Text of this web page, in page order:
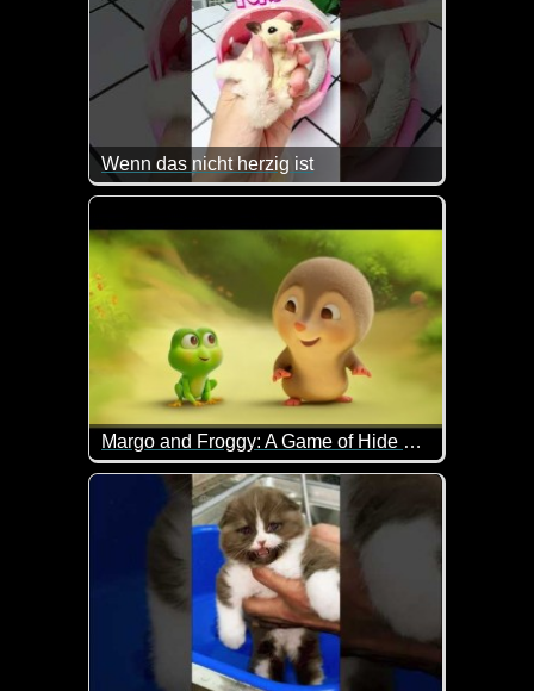
Wenn das nicht herzig ist
Kaum zu glauben wie mini klein das Tierchen war.
Margo and Froggy: A Game of Hide and Seek
Wenn das nicht super lieb ist...